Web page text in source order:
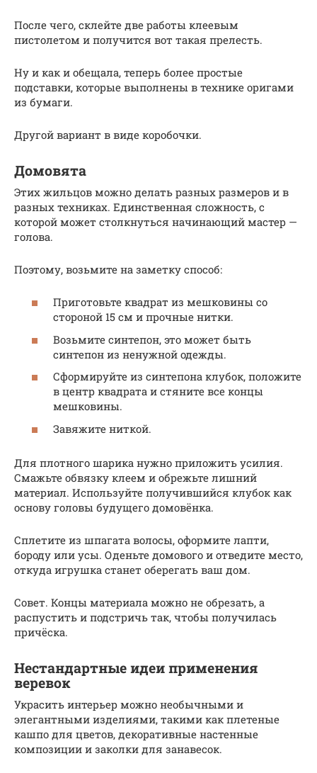
После чего, склейте две работы клеевым
пистолетом и получится вот такая прелесть.
Ну и как и обещала, теперь более простые
подставки, которые выполнены в технике оригами
из бумаги.
Другой вариант в виде коробочки.
Домовята
Этих жильцов можно делать разных размеров и в
разных техниках. Единственная сложность, с
которой может столкнуться начинающий мастер —
голова.
Поэтому, возьмите на заметку способ:
Приготовьте квадрат из мешковины со
стороной 15 см и прочные нитки.
Возьмите синтепон, это может быть
синтепон из ненужной одежды.
Сформируйте из синтепона клубок, положите
в центр квадрата и стяните все концы
мешковины.
Завяжите ниткой.
Для плотного шарика нужно приложить усилия.
Смажьте обвязку клеем и обрежьте лишний
материал. Используйте получившийся клубок как
основу головы будущего домовёнка.
Сплетите из шпагата волосы, оформите лапти,
бороду или усы. Оденьте домового и отведите место,
откуда игрушка станет оберегать ваш дом.
Совет. Концы материала можно не обрезать, а
распустить и подстричь так, чтобы получилась
причёска.
Нестандартные идеи применения
веревок
Украсить интерьер можно необычными и
элегантными изделиями, такими как плетеные
кашпо для цветов, декоративные настенные
композиции и заколки для занавесок.